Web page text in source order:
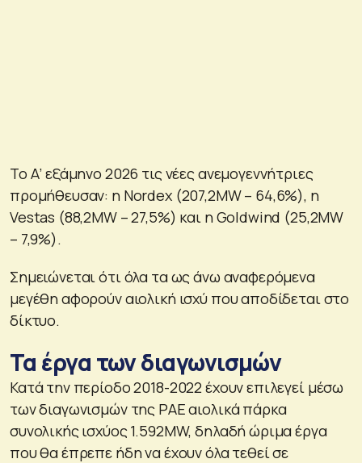
To Α’ εξάμηνο 2026 τις νέες ανεμογεννήτριες
προμήθευσαν: η Nordex (207,2ΜW – 64,6%), η
Vestas (88,2MW – 27,5%) και η Goldwind (25,2MW
– 7,9%).
Σημειώνεται ότι όλα τα ως άνω αναφερόμενα
μεγέθη αφορούν αιολική ισχύ που αποδίδεται στο
δίκτυο.
Τα έργα των διαγωνισμών
Κατά την περίοδο 2018-2022 έχουν επιλεγεί μέσω
των διαγωνισμών της ΡΑΕ αιολικά πάρκα
συνολικής ισχύος 1.592MW, δηλαδή ώριμα έργα
που θα έπρεπε ήδη να έχουν όλα τεθεί σε